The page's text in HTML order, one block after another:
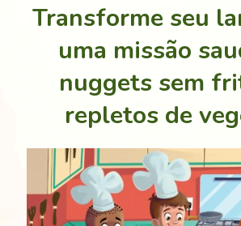
Transforme seu
uma missão
nuggets sem
repletos de